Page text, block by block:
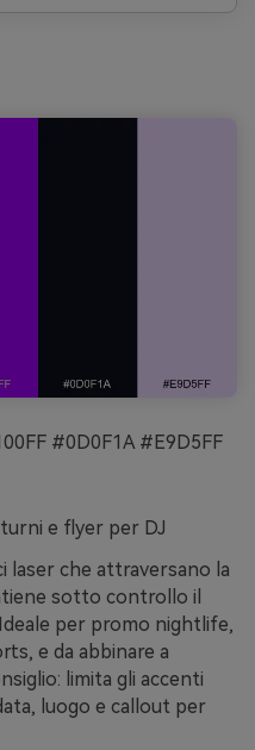
#0D0F1A #E9D5FF
e flyer per DJ
laser che attraversano la
sotto controllo il
per promo nightlife,
e da abbinare a
limita gli accenti
luogo e callout per